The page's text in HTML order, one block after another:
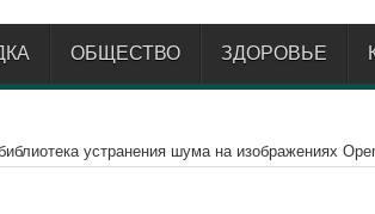
ОБЩЕСТВО ЗДОРОВЬЕ
устранения шума на изображениях